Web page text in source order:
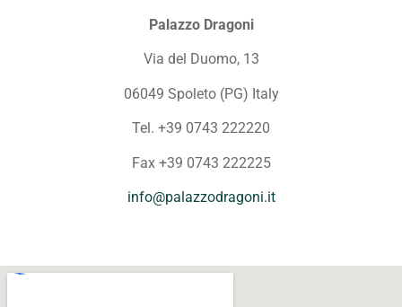
Palazzo Dragoni
Via del Duomo, 13
06049 Spoleto (PG) Italy
Tel. +39 0743 222220
Fax +39 0743 222225
info@palazzodragoni.it